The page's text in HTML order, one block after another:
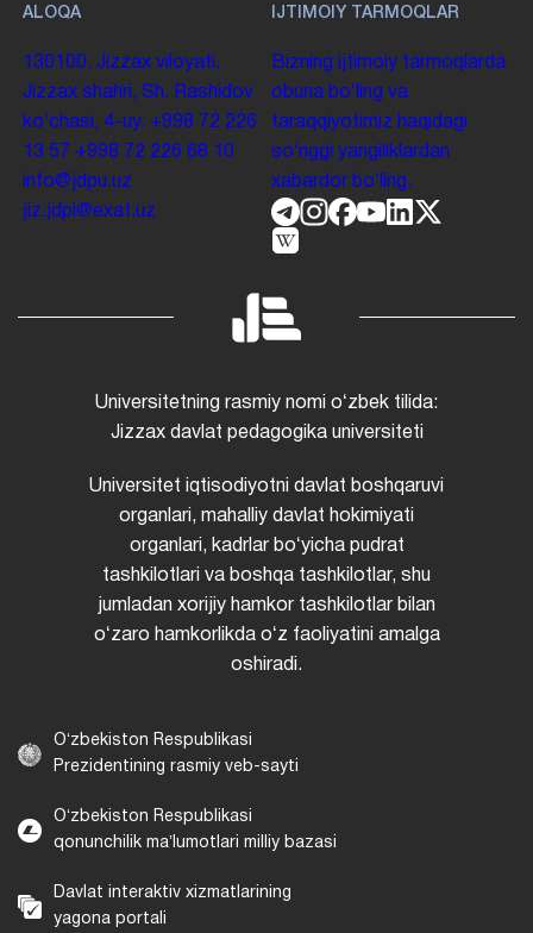
ALOQA
130100. Jizzax viloyati,
Jizzax shahri, Sh. Rashidov
koʻchasi, 4-uy. +998 72 226
13 57 +998 72 226 68 10
info@jdpu.uz
jiz.jdpi@exat.uz
IJTIMOIY TARMOQLAR
Bizning ijtimoiy tarmoqlarda
obuna boʻling va
taraqqiyotimiz haqidagi
soʻnggi yangiliklardan
xabardor boʻling.
Universitetning rasmiy nomi oʻzbek tilida:
Jizzax davlat pedagogika universiteti
Universitet iqtisodiyotni davlat boshqaruvi
organlari, mahalliy davlat hokimiyati
organlari, kadrlar boʻyicha pudrat
tashkilotlari va boshqa tashkilotlar, shu
jumladan xorijiy hamkor tashkilotlar bilan
oʻzaro hamkorlikda oʻz faoliyatini amalga
oshiradi.
Oʻzbekiston Respublikasi
Prezidentining rasmiy veb-sayti
Oʻzbekiston Respublikasi
qonunchilik maʼlumotlari milliy bazasi
Davlat interaktiv xizmatlarining
yagona portali